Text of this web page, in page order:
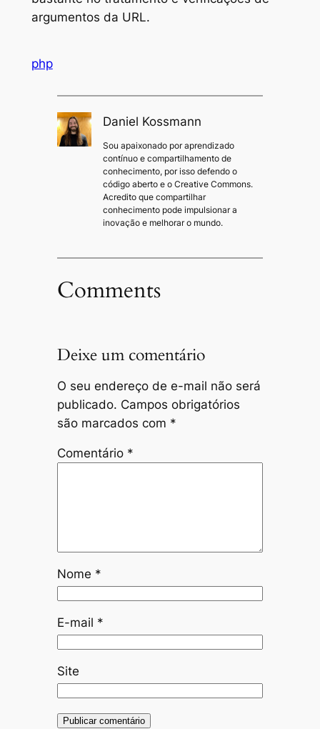
argumentos da URL.
php
Daniel Kossmann
Sou apaixonado por aprendizado
contínuo e compartilhamento de
conhecimento, por isso defendo o
código aberto e o Creative Commons.
Acredito que compartilhar
conhecimento pode impulsionar a
inovação e melhorar o mundo.
Comments
Deixe um comentário
O seu endereço de e-mail não será
publicado. Campos obrigatórios
são marcados com *
Comentário *
Nome *
E-mail *
Site